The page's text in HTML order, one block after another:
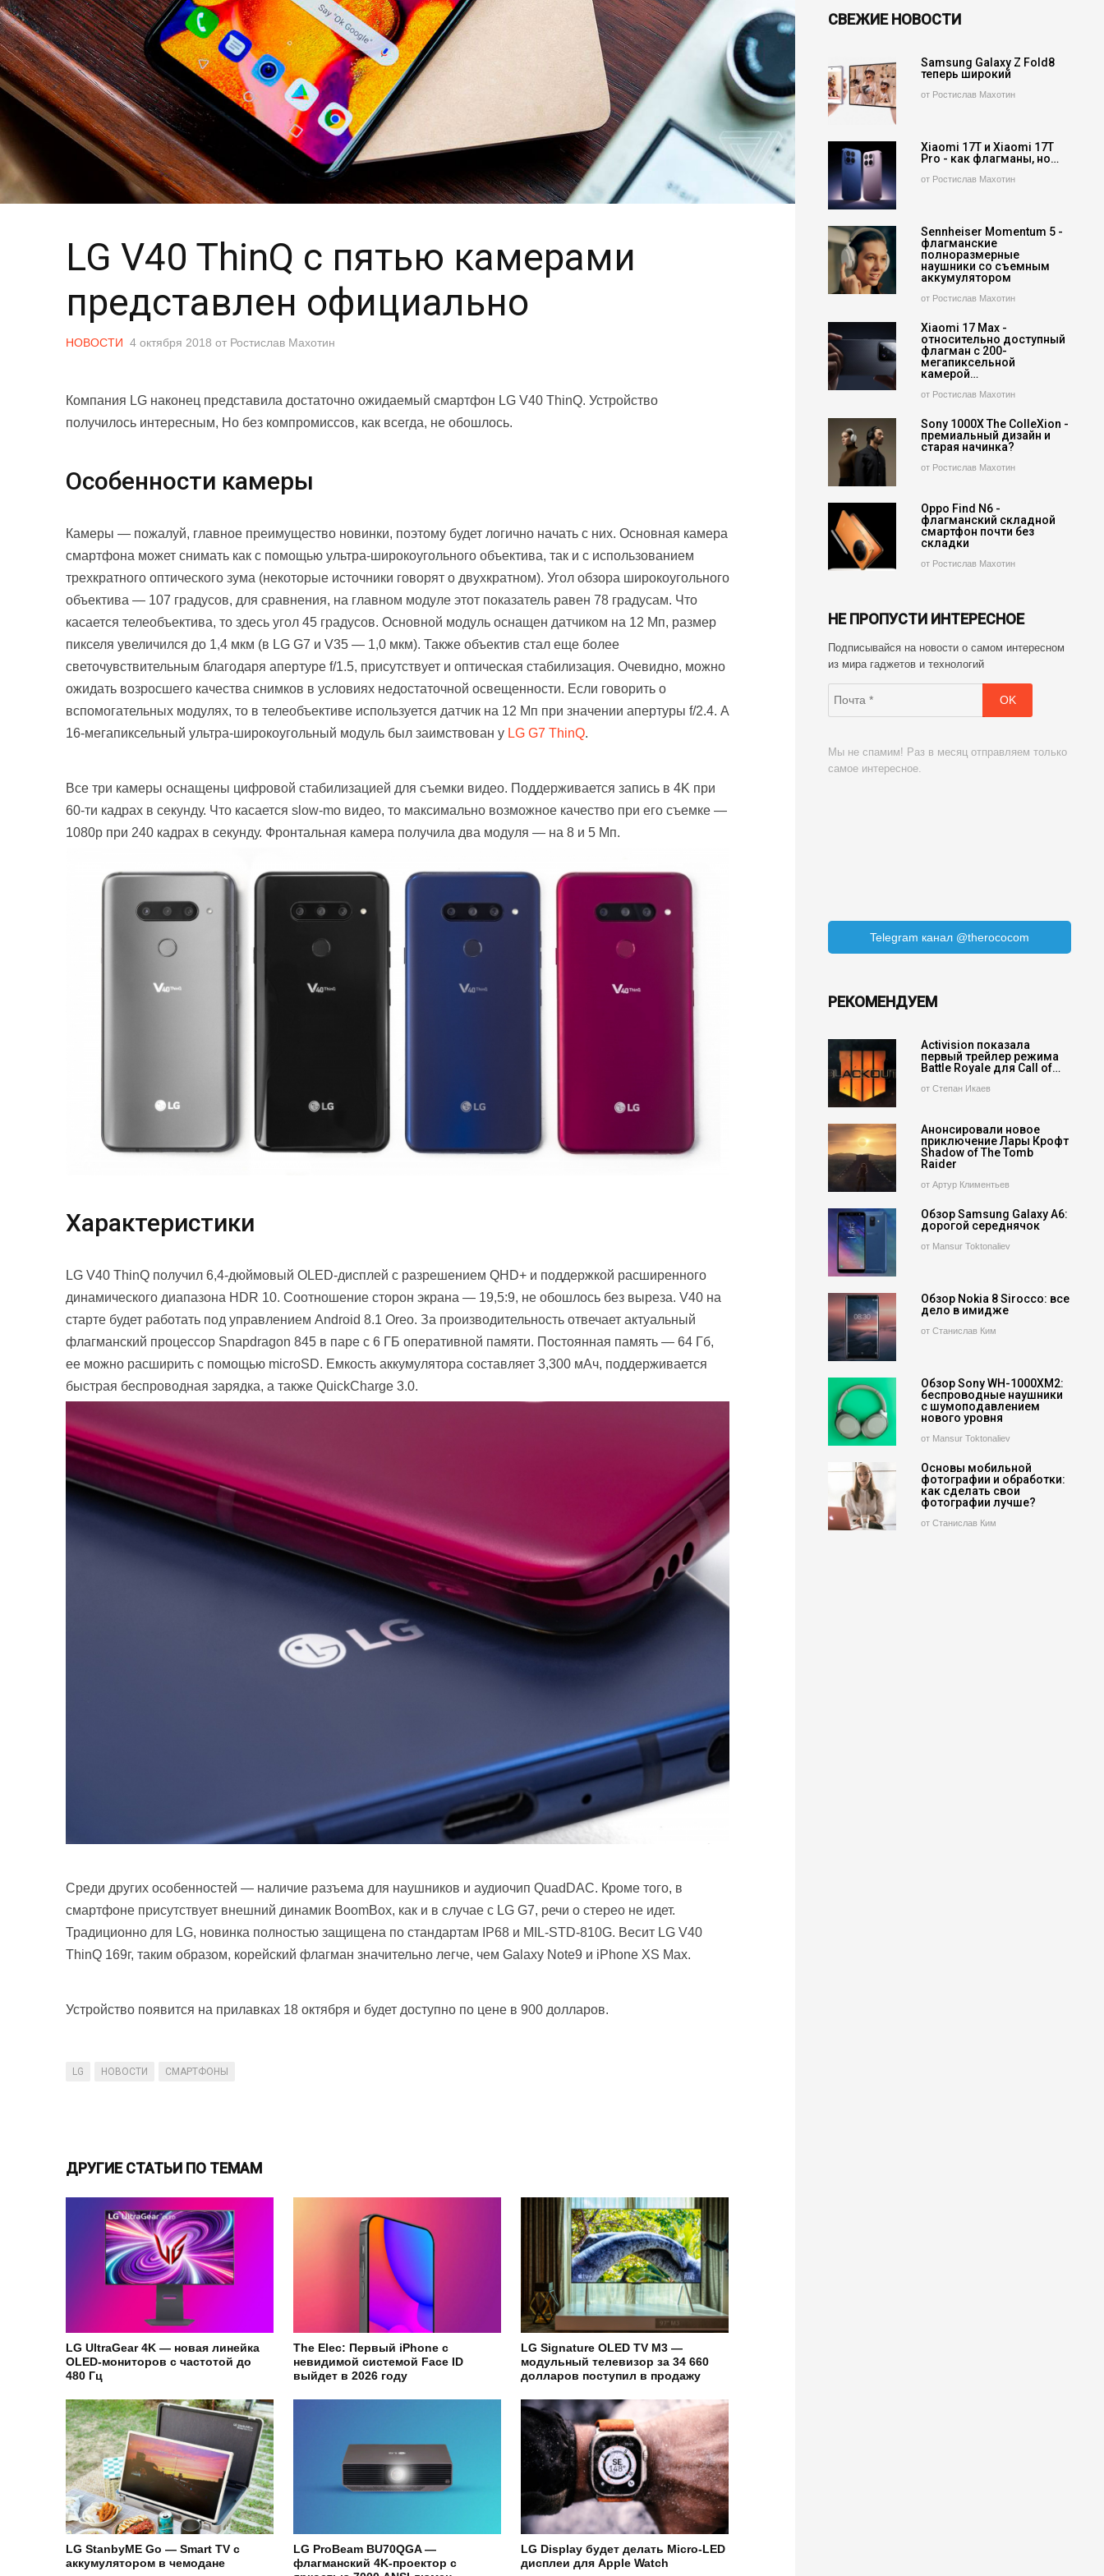
LG V40 ThinQ с пятью камерами
представлен официально
НОВОСТИ 4 октября 2018 от Ростислав Махотин
Компания LG наконец представила достаточно ожидаемый смартфон LG V40 ThinQ. Устройство
получилось интересным, Но без компромиссов, как всегда, не обошлось.
Особенности камеры
Камеры — пожалуй, главное преимущество новинки, поэтому будет логично начать с них. Основная камера
смартфона может снимать как с помощью ультра-широкоугольного объектива, так и с использованием
трехкратного оптического зума (некоторые источники говорят о двухкратном). Угол обзора широкоугольного
объектива — 107 градусов, для сравнения, на главном модуле этот показатель равен 78 градусам. Что
касается телеобъектива, то здесь угол 45 градусов. Основной модуль оснащен датчиком на 12 Мп, размер
пикселя увеличился до 1,4 мкм (в LG G7 и V35 — 1,0 мкм). Также объектив стал еще более
светочувствительным благодаря апертуре f/1.5, присутствует и оптическая стабилизация. Очевидно, можно
ожидать возросшего качества снимков в условиях недостаточной освещенности. Если говорить о
вспомогательных модулях, то в телеобъективе используется датчик на 12 Мп при значении апертуры f/2.4. А
16-мегапиксельный ультра-широкоугольный модуль был заимствован у LG G7 ThinQ.
Все три камеры оснащены цифровой стабилизацией для съемки видео. Поддерживается запись в 4K при
60-ти кадрах в секунду. Что касается slow-mo видео, то максимально возможное качество при его съемке —
1080p при 240 кадрах в секунду. Фронтальная камера получила два модуля — на 8 и 5 Мп.
Характеристики
LG V40 ThinQ получил 6,4-дюймовый OLED-дисплей с разрешением QHD+ и поддержкой расширенного
динамического диапазона HDR 10. Соотношение сторон экрана — 19,5:9, не обошлось без выреза. V40 на
старте будет работать под управлением Android 8.1 Oreo. За производительность отвечает актуальный
флагманский процессор Snapdragon 845 в паре с 6 ГБ оперативной памяти. Постоянная память — 64 Гб,
ее можно расширить с помощью microSD. Емкость аккумулятора составляет 3,300 мАч, поддерживается
быстрая беспроводная зарядка, а также QuickCharge 3.0.
Среди других особенностей — наличие разъема для наушников и аудиочип QuadDAC. Кроме того, в
смартфоне присутствует внешний динамик BoomBox, как и в случае с LG G7, речи о стерео не идет.
Традиционно для LG, новинка полностью защищена по стандартам IP68 и MIL-STD-810G. Весит LG V40
ThinQ 169г, таким образом, корейский флагман значительно легче, чем Galaxy Note9 и iPhone XS Max.
Устройство появится на прилавках 18 октября и будет доступно по цене в 900 долларов.
LG НОВОСТИ СМАРТФОНЫ
ДРУГИЕ СТАТЬИ ПО ТЕМАМ
LG UltraGear 4K — новая линейка
OLED-мониторов с частотой до
480 Гц
The Elec: Первый iPhone с
невидимой системой Face ID
выйдет в 2026 году
LG Signature OLED TV M3 —
модульный телевизор за 34 660
долларов поступил в продажу
LG StanbyME Go — Smart TV с
аккумулятором в чемодане
LG ProBeam BU70QGA —
флагманский 4K-проектор с
LG Display будет делать Micro-LED
дисплеи для Apple Watch
СВЕЖИЕ НОВОСТИ
Samsung Galaxy Z Fold8
теперь широкий
от Ростислав Махотин
Xiaomi 17T и Xiaomi 17T
Pro - как флагманы, но…
от Ростислав Махотин
Sennheiser Momentum 5 -
флагманские
полноразмерные
наушники со съемным
аккумулятором
от Ростислав Махотин
Xiaomi 17 Max -
относительно доступный
флагман с 200-
мегапиксельной
камерой…
от Ростислав Махотин
Sony 1000X The ColleXion -
премиальный дизайн и
старая начинка?
от Ростислав Махотин
Oppo Find N6 -
флагманский складной
смартфон почти без
складки
от Ростислав Махотин
НЕ ПРОПУСТИ ИНТЕРЕСНОЕ
Подписывайся на новости о самом интересном
из мира гаджетов и технологий
Мы не спамим! Раз в месяц отправляем только
самое интересное.
Telegram канал @therococom
РЕКОМЕНДУЕМ
Activision показала
первый трейлер режима
Battle Royale для Call of…
от Степан Икаев
Анонсировали новое
приключение Лары Крофт
Shadow of The Tomb
Raider
от Артур Климентьев
Обзор Samsung Galaxy A6:
дорогой середнячок
от Mansur Toktonaliev
Обзор Nokia 8 Sirocco: все
дело в имидже
от Станислав Ким
Обзор Sony WH-1000XM2:
беспроводные наушники
с шумоподавлением
нового уровня
от Mansur Toktonaliev
Основы мобильной
фотографии и обработки:
как сделать свои
фотографии лучше?
от Станислав Ким